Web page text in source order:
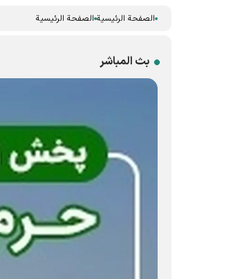
الصفحة الرئيسية الصفحة الرئيسية
بث المباشر